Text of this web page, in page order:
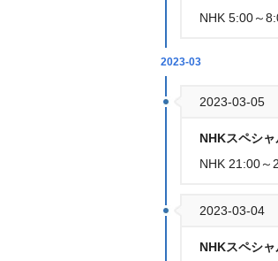
NHK 5:00～
2023-03
2023-03-05
NHKスペシ
NHK 21:00～
2023-03-04
NHKスペシ